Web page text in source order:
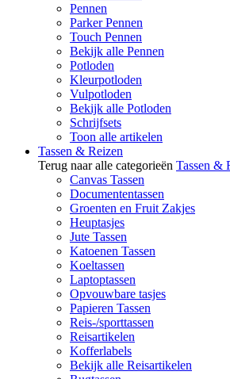
Pennen
Parker Pennen
Touch Pennen
Bekijk alle Pennen
Potloden
Kleurpotloden
Vulpotloden
Bekijk alle Potloden
Schrijfsets
Toon alle artikelen
Tassen & Reizen
Terug naar alle categorieën Tassen &
Canvas Tassen
Documententassen
Groenten en Fruit Zakjes
Heuptasjes
Jute Tassen
Katoenen Tassen
Koeltassen
Laptoptassen
Opvouwbare tasjes
Papieren Tassen
Reis-/sporttassen
Reisartikelen
Kofferlabels
Bekijk alle Reisartikelen